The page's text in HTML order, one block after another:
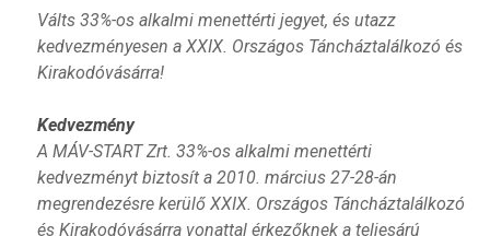
Válts 33%-os alkalmi menettérti jegyet, és utazz
kedvezményesen a XXIX. Országos Táncháztalálkozó és
Kirakodóvásárra!
Kedvezmény
A MÁV-START Zrt. 33%-os alkalmi menettérti
kedvezményt biztosít a 2010. március 27-28-án
megrendezésre kerülő XXIX. Országos Táncháztalálkozó
és Kirakodóvásárra vonattal érkezőknek a teljesárú